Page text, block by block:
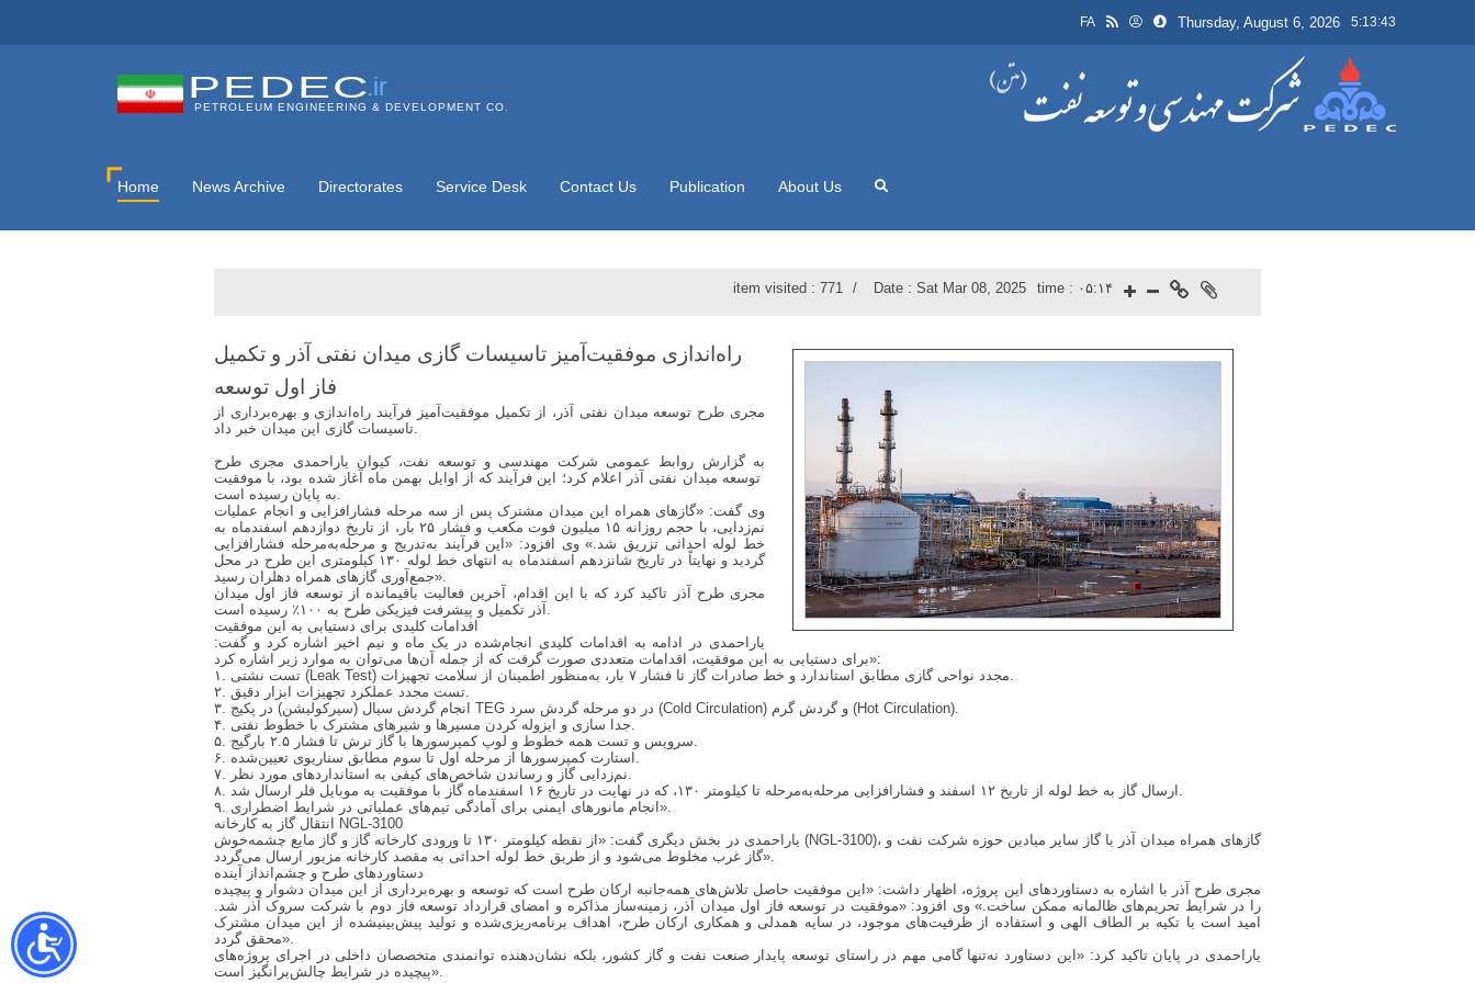
FA Thursday, August 6, 2026 5:13:43
PEDEC.ir
PETROLEUM ENGINEERING & DEVELOPMENT CO.
Home News Archive Directorates Service Desk Contact Us Publication About Us
time : ۰۵:۱۴ Date : Sat Mar 08, 2025
item visited : 771
راه‌اندازی موفقیت‌آمیز تاسیسات گازی میدان نفتی آذر و تكمیل
فاز اول توسعه
مجری طرح توسعه میدان نفتی آذر، از تکمیل موفقیت‌آمیز فرآیند راه‌اندازی و بهره‌برداری از
به گزارش روابط عمومی شرکت مهندسی و توسعه نفت، کیوان یاراحمدی مجری طرح
توسعه میدان نفتی آذر اعلام کرد؛ این فرآیند که از اوایل بهمن ماه آغاز شده بود، با موفقیت
وی گفت: «گازهای همراه این میدان مشترک پس از سه مرحله فشارافزایی و انجام عملیات
نم‌زدایی، با حجم روزانه ۱۵ میلیون فوت مکعب و فشار ۲۵ بار، از تاریخ دوازدهم اسفندماه به
خط لوله احداثی تزریق شد.» وی افزود: «این فرآیند به‌تدریج و مرحله‌به‌مرحله فشارافزایی
گردید و نهایتاً در تاریخ شانزدهم اسفندماه به انتهای خط لوله ۱۳۰ کیلومتری این طرح در محل
جمع‌آوری گازهای همراه دهلران رسید».
مجری طرح آذر تاکید کرد که با این اقدام، آخرین فعالیت باقیمانده از توسعه فاز اول میدان
اقدامات کلیدی برای دستیابی به این موفقیت
یاراحمدی در ادامه به اقدامات کلیدی انجام‌شده در یک ماه و نیم اخیر اشاره کرد و گفت:
«برای دستیابی به این موفقیت، اقدامات متعددی صورت گرفت که از جمله آن‌ها می‌توان به موارد زیر اشاره کرد:
۳. انجام گردش سیال (سیرکولیشن) در پکیج TEG در دو مرحله گردش سرد (Cold Circulation) و گردش گرم (Hot Circulation).
۹. انجام مانورهای ایمنی برای آمادگی تیم‌های عملیاتی در شرایط اضطراری».
انتقال گاز به کارخانه NGL-3100
یاراحمدی در بخش دیگری گفت: «از نقطه کیلومتر ۱۳۰ تا ورودی کارخانه گاز و گاز مایع چشمه‌خوش (NGL-3100)، گازهای همراه میدان آذر با گاز سایر میادین حوزه شرکت نفت و
گاز غرب مخلوط می‌شود و از طریق خط لوله احداثی به مقصد کارخانه مزبور ارسال می‌گردد».
دستاوردهای طرح و چشم‌انداز آینده
مجری طرح آذر با اشاره به دستاوردهای این پروژه، اظهار داشت: «این موفقیت حاصل تلاش‌های همه‌جانبه ارکان طرح است که توسعه و بهره‌برداری از این میدان دشوار و پیچیده
را در شرایط تحریم‌های ظالمانه ممکن ساخت.» وی افزود: «موفقیت در توسعه فاز اول میدان آذر، زمینه‌ساز مذاکره و امضای قرارداد توسعه فاز دوم با شرکت سروک آذر شد.
امید است با تکیه بر الطاف الهی و استفاده از ظرفیت‌های موجود، در سایه همدلی و همکاری ارکان طرح، اهداف برنامه‌ریزی‌شده و تولید پیش‌بینیشده از این میدان مشترک
محقق گردد».
یاراحمدی در پایان تاکید کرد: «این دستاورد نه‌تنها گامی مهم در راستای توسعه پایدار صنعت نفت و گاز کشور، بلکه نشان‌دهنده توانمندی متخصصان داخلی در اجرای پروژه‌های
پیچیده در شرایط چالش‌برانگیز است».